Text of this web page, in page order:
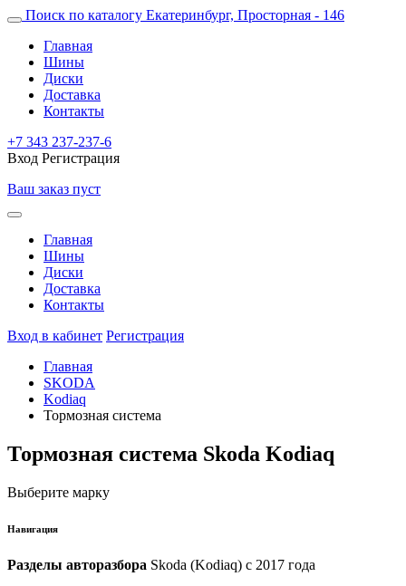
Поиск по каталогу Екатеринбург, Просторная - 146
Главная
Шины
Диски
Доставка
Контакты
+7 343 237-237-6
Вход Регистрация
Ваш заказ пуст
Главная
Шины
Диски
Доставка
Контакты
Вход в кабинет Регистрация
Главная
SKODA
Kodiaq
Тормозная система
Тормозная система Skoda Kodiaq
Выберите марку
Навигация
Разделы авторазбора Skoda (Kodiaq) с 2017 года